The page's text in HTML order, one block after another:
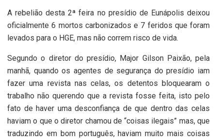
A rebelião desta 2ª feira no presídio de Eunápolis deixou
oficialmente 6 mortos carbonizados e 7 feridos que foram
levados para o HGE, mas não correm risco de vida.
Segundo o diretor do presídio, Major Gilson Paixão, pela
manhã, quando os agentes de segurança do presídio iam
fazer uma revista nas celas, os detentos bloquearam o
trabalho não querendo que a revista fosse feita, isto pelo
fato de haver uma desconfiança de que dentro das celas
haviam o que o diretor chamou de “coisas ilegais” mas, que
traduzindo em bom português, haviam muito mais coisas